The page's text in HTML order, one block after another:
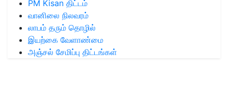
PM Kisan திட்டம்
வானிலை நிலவரம்
லாபம் தரும் தொழில்
இயற்கை வேளாண்மை
அஞ்சல் சேமிப்பு திட்டங்கள்